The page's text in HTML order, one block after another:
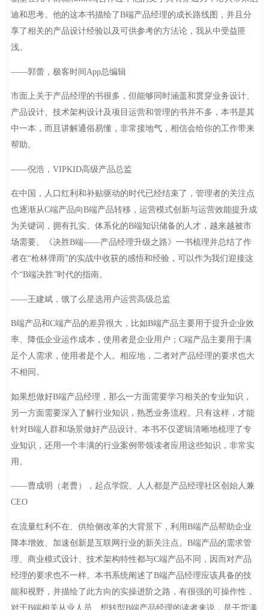
迪和思考。他的这本书描绘了B端产品经理的成长路线图，并且分
享了相关的产品设计经验以及可供参考的方法论，我从中受益匪
浅。
——郭蕾，极客时间App总编辑
市面上关于产品经理的书很多，但能够同时涵盖和贯穿业务设计、
产品设计、技术架构设计及项目运营和管理的书并不多，本书是其
中一本，而且讲解通俗易懂，非常接地气，相信会给你的工作带来
帮助。
——倪浩，VIPKID高级产品总监
在中国，人口红利和补贴驱动的时代已经结束了，管理者的关注点
也逐渐从C端产品向B端产品转移，运营模式创新与运营效能提升成
为关键词，拥有扎实、体系化的B端知识储备的人才，越来越被市
场需要。《决胜B端——产品经理升级之路》一书梳理并总结了作
者在“枪林弹雨”的实战中收获的感悟和经验，可以作为我们迎接这
个“B端决胜”时代的指南。
——王建斌，饿了么星选用户运营高级总监
B端产品和C端产品的差异很大，比如B端产品主要用于提升企业效
率、降低企业运作成本，使用者是企业用户；C端产品主要用于满
足个人需求，使用者是个人。相应地，二者对产品经理的要求也大
不相同。
如果想做好B端产品经理，那么一方面需要学习相关的专业知识，
另一方面需要深入了解行业知识，熟悉业务流程。只有这样，才能
针对B端人群和场景做好产品设计。本书不仅逻辑清晰地梳理了专
业知识，还用一个丰满的行业案例带领读者应用这些知识，非常实
用。
——曹成明（老曹），起点学院、人人都是产品经理社区创始人兼
CEO
在流量红利不在、供给侧改革的大背景下，利用B端产品帮助企业
降本增效、加速创新是互联网行业的新关注点。B端产品的需求管
理、商业模式设计、技术架构特性都与C端产品不同，因而对产品
经理的要求也不一样。本书系统阐述了B端产品经理应该具备的技
能和视野，并描绘了此方向的实操进阶之路，有很强的可操作性，
对于B端相关从业人员、想转型B端产品经理的读者来说，是干货满